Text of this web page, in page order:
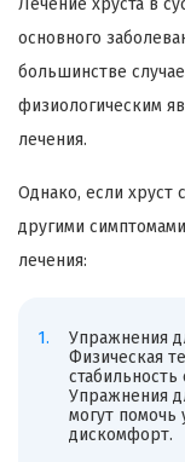
Лечение хруста в
основного
большинстве
физиологическим
лечения.
Однако, если хруст
другими
лечения:
Упражнения
Физическая
Упражнения
могут помочь
дискомфорт.